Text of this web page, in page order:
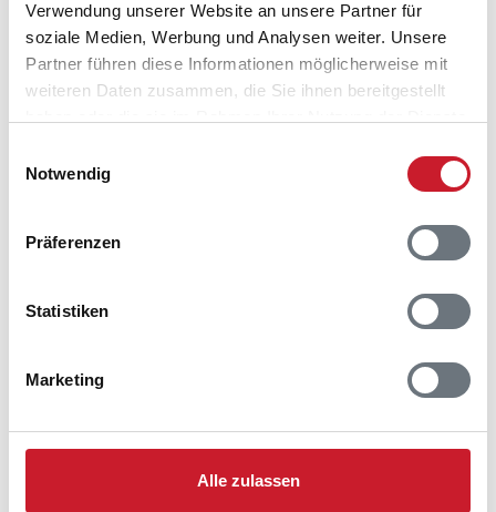
Verwendung unserer Website an unsere Partner für
soziale Medien, Werbung und Analysen weiter. Unsere
Partner führen diese Informationen möglicherweise mit
weiteren Daten zusammen, die Sie ihnen bereitgestellt
Notwendig
Präferenzen
Statistiken
Marketing
Alle zulassen
Reisedauer auswählen